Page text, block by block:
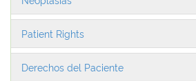
Patient Rights
Derechos del Paciente